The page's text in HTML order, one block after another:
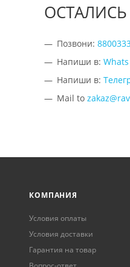
Позвони:
Напиши в:
Напиши в:
Mail to
КОМПАНИЯ
Условия оплаты
Условия доставки
Гарантия на товар